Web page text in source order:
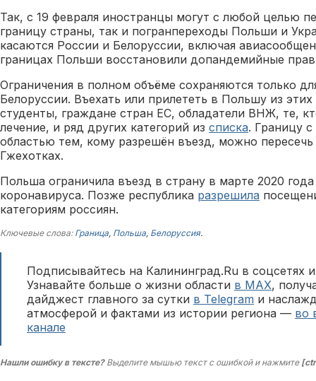
Так, с 19 февраля иностранцы могут с любой целью
границу страны, так и погранпереходы Польши и
касаются России и Белоруссии, включая
границах Польши восстановили допандемийные
Ограничения в полном объёме сохраняются только
Белоруссии. Въехать или прилететь в Польшу из этих
студенты, граждане стран ЕС, обладатели ВНЖ, те,
лечение, и ряд других категорий из списка. Границу
областью тем, кому разрешён въезд, можно пересечь
Гжехотках.
Польша ограничила въезд в страну в марте 2020
коронавируса. Позже республика разрешила
категориям россиян.
Ключевые слова: Граница, Польша, Белоруссия.
Подписывайтесь на Калининград.Ru в соцсетях
Узнавайте больше о жизни области в MAX,
дайджест главного за сутки в Telegram и
атмосферой и фактами из истории региона — во
канале
Нашли ошибку в тексте?Выделите мышью текст с ошибкой и нажмите